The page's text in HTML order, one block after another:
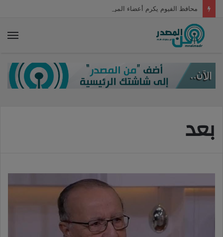
محافظ الفيوم يكرم أعضاء المركز الاستكشافي للعلوم والتكنولوجيا
بعد